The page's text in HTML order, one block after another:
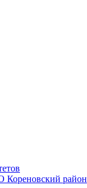
район